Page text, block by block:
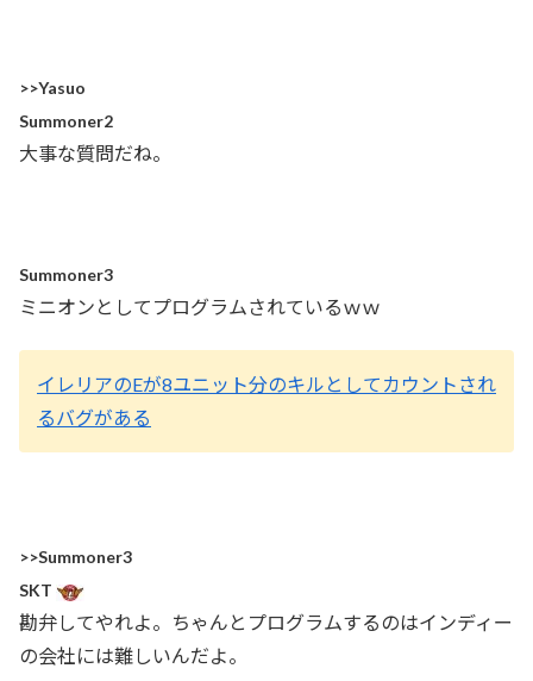
>>Yasuo
Summoner2
大事な質問だね。
Summoner3
ミニオンとしてプログラムされているｗｗ
イレリアのEが8ユニット分のキルとしてカウントされ
るバグがある
>>Summoner3
SKT
勘弁してやれよ。ちゃんとプログラムするのはインディー
の会社には難しいんだよ。